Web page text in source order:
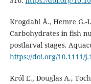
Krogdahl Å., Hemre G.-
Carbohydrates in fish
postlarval stages.
https://doi.org/10.1111/
Król E., Douglas A.,